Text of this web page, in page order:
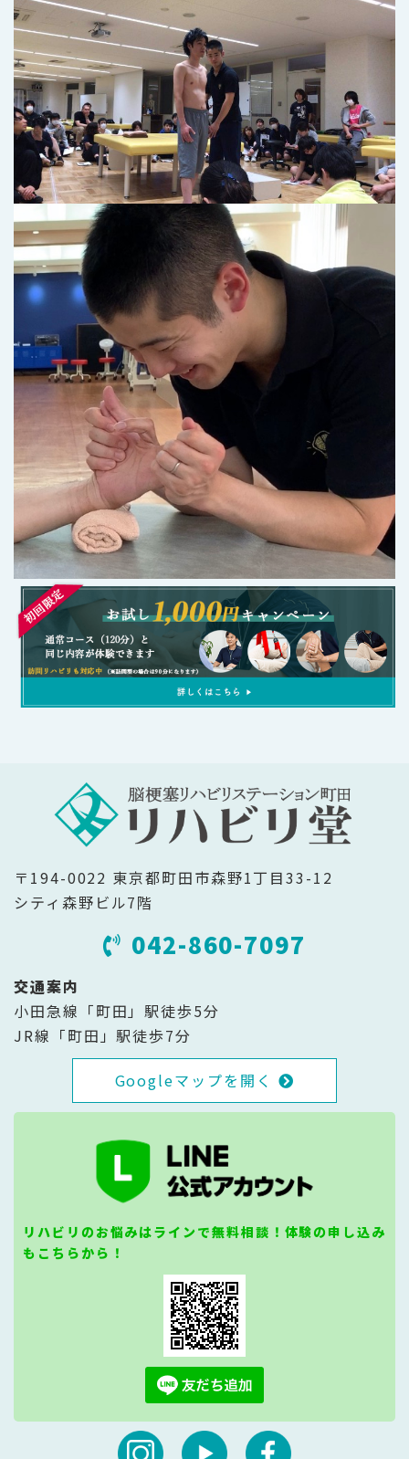
〒194-0022 東京都町田市森野1丁目33-12
シティ森野ビル7階
042-860-7097
交通案内
小田急線「町田」駅徒歩5分
JR線「町田」駅徒歩7分
Googleマップを開く
リハビリのお悩みはラインで無料相談！体験の申し込み
もこちらから！